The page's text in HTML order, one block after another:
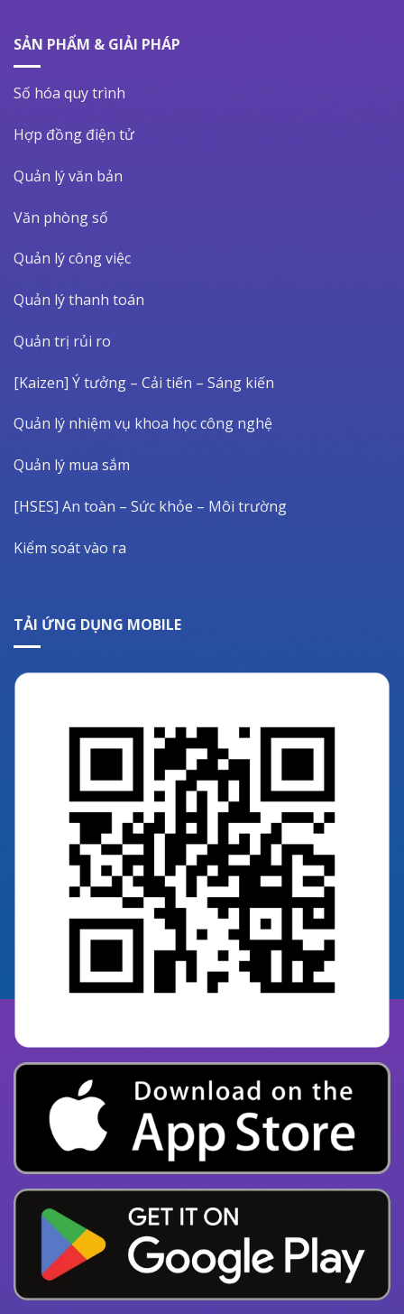
SẢN PHẨM & GIẢI PHÁP
Số hóa quy trình
Hợp đồng điện tử
Quản lý văn bản
Văn phòng số
Quản lý công việc
Quản lý thanh toán
Quản trị rủi ro
[Kaizen] Ý tưởng – Cải tiến – Sáng kiến
Quản lý nhiệm vụ khoa học công nghệ
Quản lý mua sắm
[HSES] An toàn – Sức khỏe – Môi trường
Kiểm soát vào ra
TẢI ỨNG DỤNG MOBILE